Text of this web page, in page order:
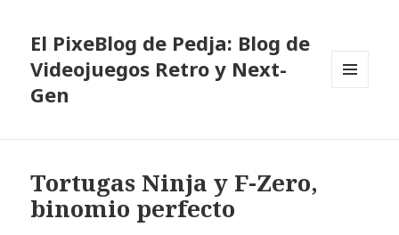
El PixeBlog de Pedja: Blog de
Videojuegos Retro y Next-
Gen
Tortugas Ninja y F-Zero,
binomio perfecto